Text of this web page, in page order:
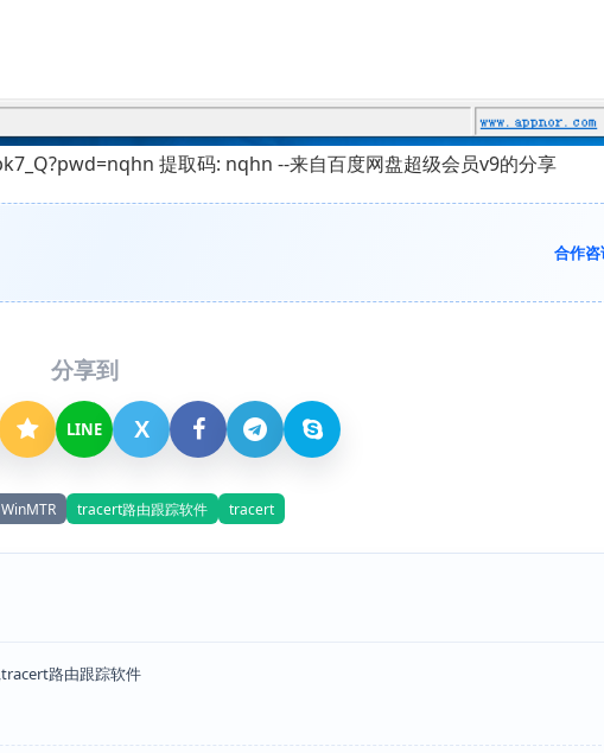
提取码: nqhn --来自百度网盘超级会员v9的分享
合作咨
分享到
LINE X
WinMTR tracert路由跟踪软件 tracert
路由跟踪软件